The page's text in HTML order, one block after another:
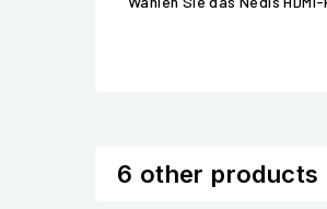
6 other products